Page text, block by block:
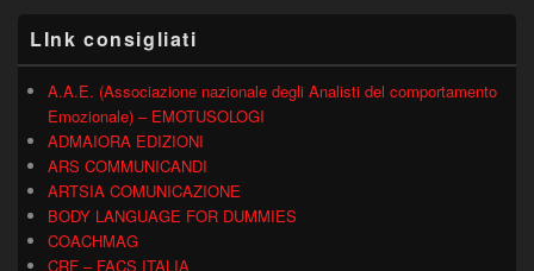
LInk consigliati
A.A.E. (Associazione nazionale degli Analisti del comportamento
Emozionale) – EMOTUSOLOGI
ADMAIORA EDIZIONI
ARS COMMUNICANDI
ARTSIA COMUNICAZIONE
BODY LANGUAGE FOR DUMMIES
COACHMAG
CRF – FACS ITALIA